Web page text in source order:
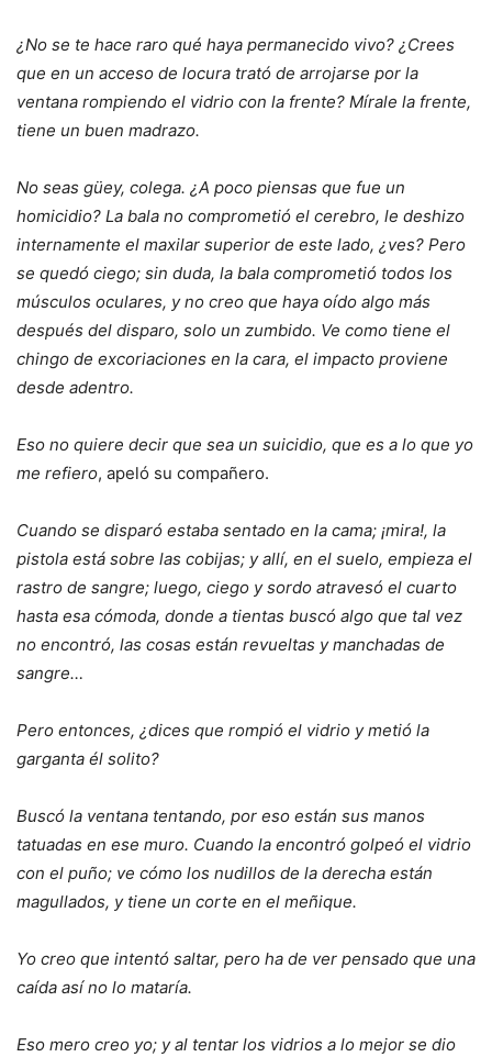
¿No se te hace raro qué haya permanecido vivo? ¿Crees
que en un acceso de locura trató de arrojarse por la
ventana rompiendo el vidrio con la frente? Mírale la frente,
tiene un buen madrazo.
No seas güey, colega. ¿A poco piensas que fue un
homicidio? La bala no comprometió el cerebro, le deshizo
internamente el maxilar superior de este lado, ¿ves? Pero
se quedó ciego; sin duda, la bala comprometió todos los
músculos oculares, y no creo que haya oído algo más
después del disparo, solo un zumbido. Ve como tiene el
chingo de excoriaciones en la cara, el impacto proviene
desde adentro.
Eso no quiere decir que sea un suicidio, que es a lo que yo
me refiero, apeló su compañero.
Cuando se disparó estaba sentado en la cama; ¡mira!, la
pistola está sobre las cobijas; y allí, en el suelo, empieza el
rastro de sangre; luego, ciego y sordo atravesó el cuarto
hasta esa cómoda, donde a tientas buscó algo que tal vez
no encontró, las cosas están revueltas y manchadas de
sangre…
Pero entonces, ¿dices que rompió el vidrio y metió la
garganta él solito?
Buscó la ventana tentando, por eso están sus manos
tatuadas en ese muro. Cuando la encontró golpeó el vidrio
con el puño; ve cómo los nudillos de la derecha están
magullados, y tiene un corte en el meñique.
Yo creo que intentó saltar, pero ha de ver pensado que una
caída así no lo mataría.
Eso mero creo yo; y al tentar los vidrios a lo mejor se dio